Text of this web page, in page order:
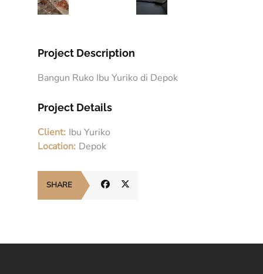
Project Description
Bangun Ruko Ibu Yuriko di Depok
Project Details
Client: Ibu Yuriko
Location: Depok
SHARE